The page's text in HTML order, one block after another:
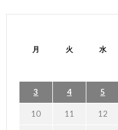
月 火 水
3 4 5
10 11 12